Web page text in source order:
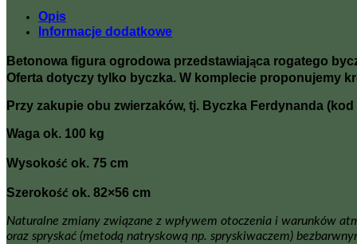
Opis
Informacje dodatkowe
Betonowa figura ogrodowa przedstawiająca rogatego
Oferta dotyczy tylko byczka. W komplecie proponujemy
Przy zakupie obu zwierzaków, tj. Byczka Ferdynanda
Waga ok. 100 kg
Wysokość ok. 75 cm
Szerokość ok. 82×56 cm
Naturalne zmiany związane z wpływem otoczenia i warunków
oraz spryskać (metodą natryskową np. spryskiwaczem)